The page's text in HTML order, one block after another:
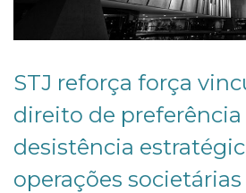
STJ reforça força
direito de preferência
desistência
operações societárias